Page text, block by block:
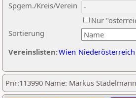
Sortierung
Spgem./Kreis/Verein
Nur
Vereinslisten:Wien Niederösterreich
Pnr:113990 Name: Markus